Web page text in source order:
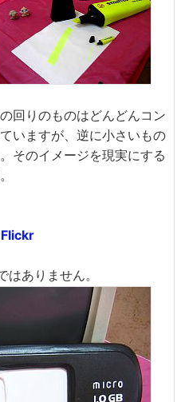
回りのものはどんどんコン
いますが、逆に小さいもの
そのイメージを現実にする
ありません。